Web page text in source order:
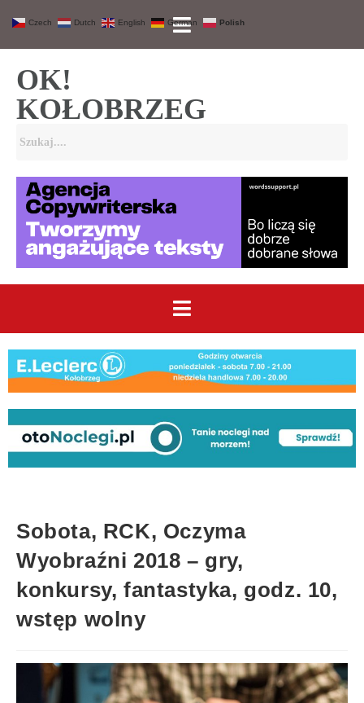
OK!
KOŁOBRZEG
Sobota, RCK, Oczyma
Wyobraźni 2018 – gry,
konkursy, fantastyka, godz. 10,
wstęp wolny
Czech Dutch English German Polish